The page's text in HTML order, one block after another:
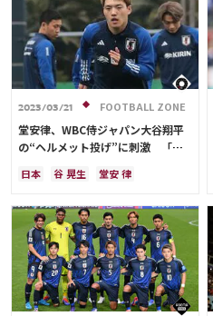
2023/03/21 FOOTBALL ZONE
堂安律、WBC侍ジャパン大谷翔平
の“ヘルメット投げ”に刺激 「ま
日本 谷 晃生
堂安 律
ドイツ
スペイン 浅野 拓磨